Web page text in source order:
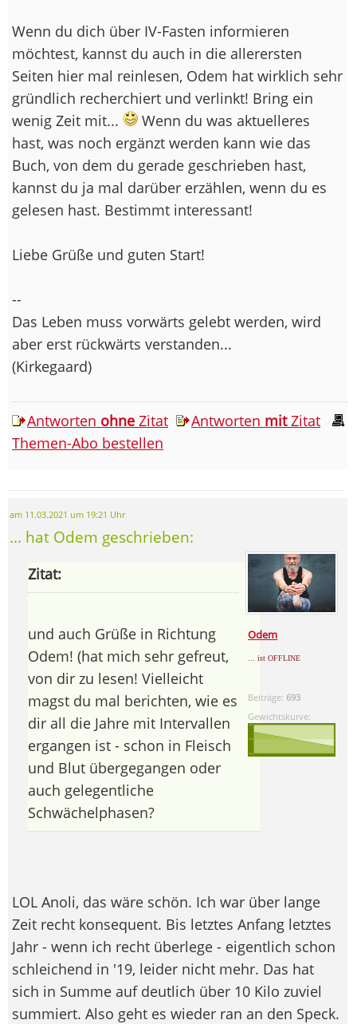
Wenn du dich über IV-Fasten informieren
möchtest, kannst du auch in die allerersten
Seiten hier mal reinlesen, Odem hat wirklich sehr
gründlich recherchiert und verlinkt! Bring ein
wenig Zeit mit...
Wenn du was aktuelleres
hast, was noch ergänzt werden kann wie das
Buch, von dem du gerade geschrieben hast,
kannst du ja mal darüber erzählen, wenn du es
gelesen hast. Bestimmt interessant!
Liebe Grüße und guten Start!
--
Das Leben muss vorwärts gelebt werden, wird
aber erst rückwärts verstanden...
(Kirkegaard)
Antworten ohne Zitat Antworten mitZitat
Themen-Abo bestellen
am 11.03.2021 um 19:21 Uhr
... hat Odem geschrieben:
Odem
... ist OFFLINE
Beiträge: 693
Gewichtskurve:
Zitat:
und auch Grüße in Richtung
Odem! (hat mich sehr gefreut,
von dir zu lesen! Vielleicht
magst du mal berichten, wie es
dir all die Jahre mit Intervallen
ergangen ist - schon in Fleisch
und Blut übergegangen oder
auch gelegentliche
Schwächelphasen?
LOL Anoli, das wäre schön. Ich war über lange
Zeit recht konsequent. Bis letztes Anfang letztes
Jahr - wenn ich recht überlege - eigentlich schon
schleichend in '19, leider nicht mehr. Das hat
sich in Summe auf deutlich über 10 Kilo zuviel
summiert. Also geht es wieder ran an den Speck.